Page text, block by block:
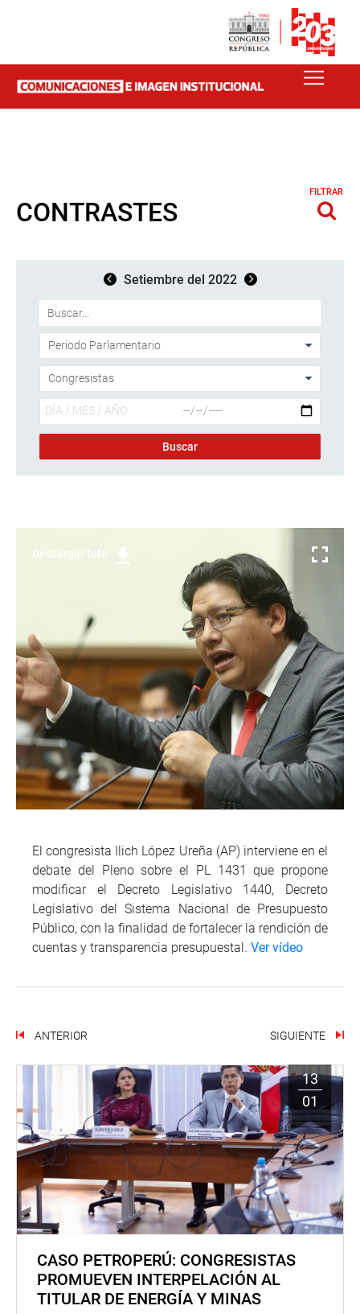
CONTRASTES
FILTRAR
Setiembre del 2022
Descargar foto
El congresista Ilich López Ureña (AP) interviene en el
debate del Pleno sobre el PL 1431 que propone
modificar el Decreto Legislativo 1440, Decreto
Legislativo del Sistema Nacional de Presupuesto
Público, con la finalidad de fortalecer la rendición de
cuentas y transparencia presupuestal. Ver vídeo
ANTERIOR SIGUIENTE
13
01
CASO PETROPERÚ: CONGRESISTAS
PROMUEVEN INTERPELACIÓN AL
TITULAR DE ENERGÍA Y MINAS